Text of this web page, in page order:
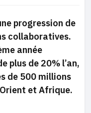
progression de
collaboratives.
année
plus de 20% l’an,
de 500 millions
et Afrique.